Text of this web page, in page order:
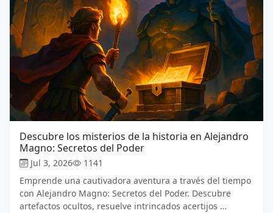
Descubre los misterios de la historia en Alejandro
Magno: Secretos del Poder
Jul 3, 2026
1141
Emprende una cautivadora aventura a través del tiempo
con Alejandro Magno: Secretos del Poder. Descubre
artefactos ocultos, resuelve intrincados acertijos …